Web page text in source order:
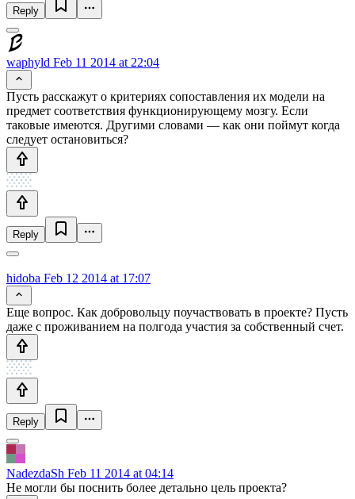
Reply
waphyld Feb 11 2014 at 22:04
Пусть расскажут о критериях сопоставления их модели на
предмет соответствия функционирующему мозгу. Если
таковые имеются. Другими словами — как они поймут когда
следует остановиться?
Reply
hidoba Feb 12 2014 at 17:07
Еще вопрос. Как добровольцу поучаствовать в проекте? Пусть
даже с проживанием на полгода участия за собственный счет.
Reply
NadezdaSh Feb 11 2014 at 04:14
Не могли бы поснить более детально цель проекта?